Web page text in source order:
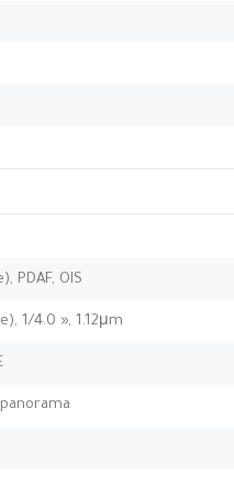
PDAF, OIS
1/4.0 », 1.12μm